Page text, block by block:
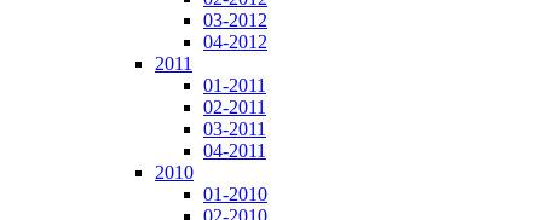
03-2012
04-2012
2011
01-2011
02-2011
03-2011
04-2011
2010
01-2010
02-2010